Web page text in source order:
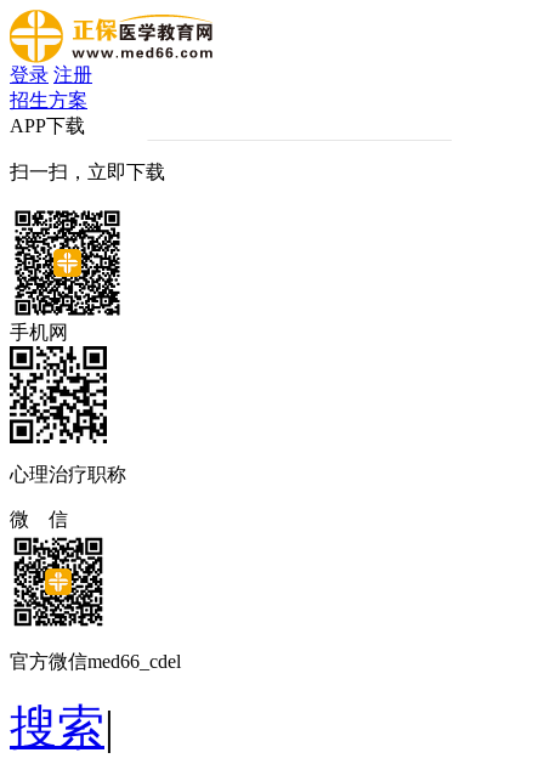
登录 注册
招生方案
APP下载
扫一扫，立即下载
手机网
心理治疗职称
微 信
官方微信med66_cdel
搜索|